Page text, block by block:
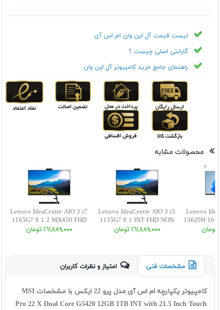
لیست قیمت آل این وان ام اس آی
گارانتی اصلی چیست ؟
راهنمای جامع خرید کامپیوتر آل این وان
محصولات مشابه
Lenovo IdeaCentre AIO 3 i7
1165G7 8 1 2 MX450 FHD
NON TOUCH 27
١٦١,٤٨٩,٠٠٠ تومان
Lenovo IdeaCentre AIO 3 i5
1135G7 8 1 INT FHD NON
TOUCH 22
١٦١,٤٨٩,٠٠٠ تومان
Lenovo
13620H 16
FHD
مشخصات فنی امتیاز و نظرات کاربران
کامپیوتر یکپارچه ام اس آی مدل پرو 22 ایکس با مشخصات MSI
Pro 22 X Dual Core G5420 12GB 1TB INT with 21.5 Inch Touch